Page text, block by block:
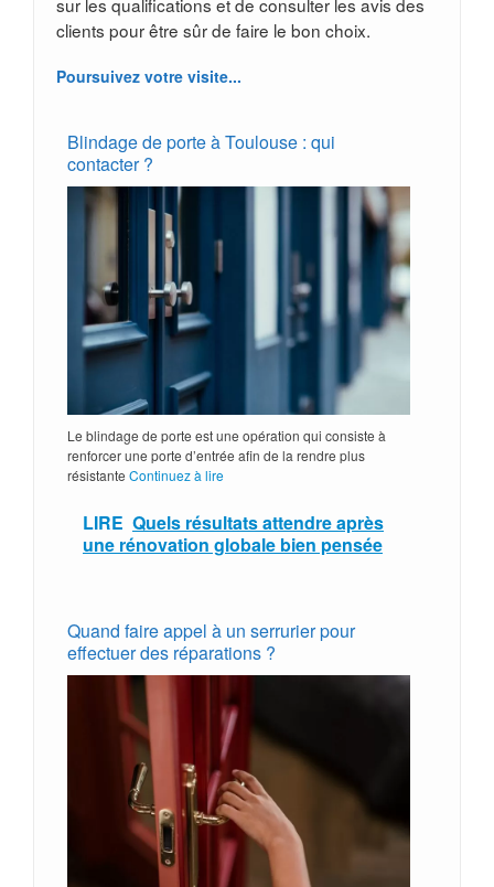
clients pour être sûr de faire le bon choix.
Poursuivez votre visite...
Blindage de porte à Toulouse : qui
contacter ?
Le blindage de porte est une opération qui consiste à
renforcer une porte d’entrée afin de la rendre plus
résistante Continuez à lire
LIRE Quels résultats attendre après
une rénovation globale bien pensée
Quand faire appel à un serrurier pour
effectuer des réparations ?